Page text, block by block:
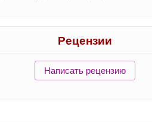
Рецензии
Написать рецензию